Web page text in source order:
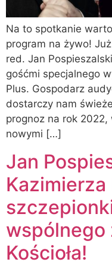
Na to spotkanie
program na żywo!
red. Jan
gośćmi specjalnego
Plus. Gospodarz
dostarczy nam
prognoz na rok
nowymi […]
Jan
Kazimierza
wspólnego
Kościoła!